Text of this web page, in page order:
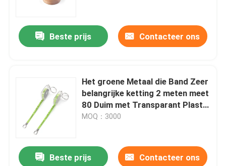
Beste prijs Contacteer ons
Het groene Metaal die Band Zeer
belangrijke ketting 2 meten meet
80 Duim met Transparant Plastic
Shell
MOQ：3000
Beste prijs Contacteer ons